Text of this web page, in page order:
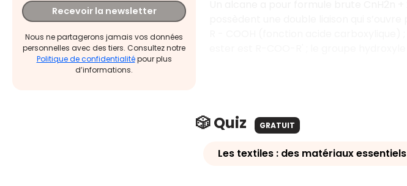
Recevoir la newsletter
Nous ne partagerons jamais vos données
personnelles avec des tiers. Consultez notre
Politique de confidentialitépour plus
d’informations.
🎲 Quiz GRATUIT
Les textiles : des matériaux essentiels